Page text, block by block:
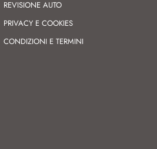
REVISIONE AUTO
PRIVACY E COOKIES
CONDIZIONI E TERMINI